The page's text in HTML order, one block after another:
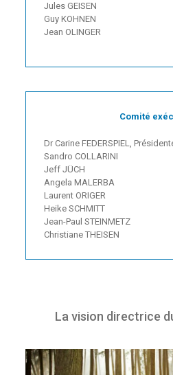
Jules GEISEN
Guy KOHNEN
Jean OLINGER
Comité
Dr Carine FEDERSPIEL,
Sandro COLLARINI
Jeff JÜCH
Angela MALERBA
Laurent ORIGER
Heike SCHMITT
Jean-Paul STEINMETZ
Christiane THEISEN
La vision directrice